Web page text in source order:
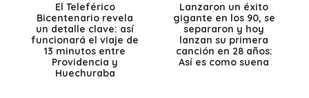
El Teleférico
Bicentenario revela
un detalle clave: así
funcionará el viaje de
13 minutos entre
Providencia y
Huechuraba
Lanzaron un éxito
gigante en los 90, se
separaron y hoy
lanzan su primera
canción en 28 años:
Así es como suena